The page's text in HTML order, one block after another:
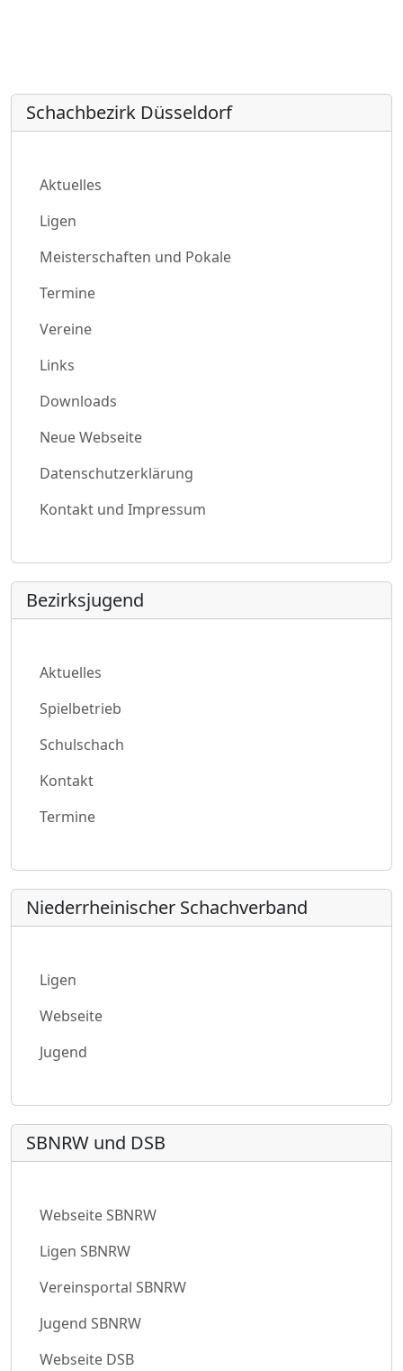
Schachbezirk Düsseldorf
Aktuelles
Ligen
Meisterschaften und Pokale
Termine
Vereine
Links
Downloads
Neue Webseite
Datenschutzerklärung
Kontakt und Impressum
Bezirksjugend
Aktuelles
Spielbetrieb
Schulschach
Kontakt
Termine
Niederrheinischer Schachverband
Ligen
Webseite
Jugend
SBNRW und DSB
Webseite SBNRW
Ligen SBNRW
Vereinsportal SBNRW
Jugend SBNRW
Webseite DSB